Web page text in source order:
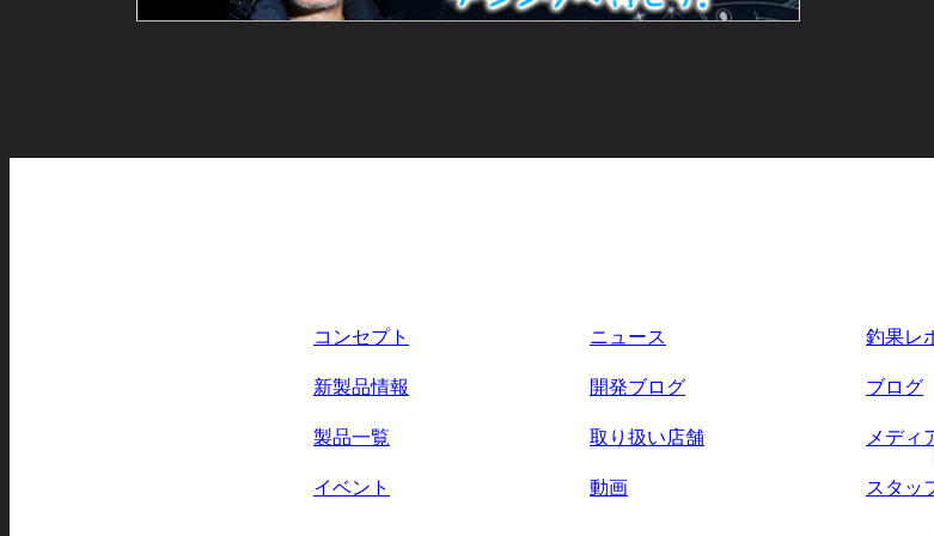
コンセプト
新製品情報
製品一覧
イベント
ニュース
開発ブログ
取り扱い店舗
動画
釣果レ
ブログ
メディ
スタッ